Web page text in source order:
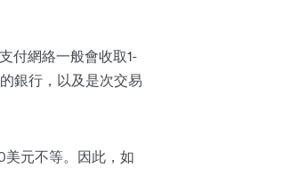
付網絡一般會收取1-
銀行，以及是次交易
元不等。因此，如